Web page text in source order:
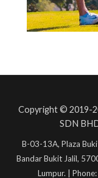
Copyright © 2019-
SDN
B-03-13A, Plaza
Bandar Bukit Jalil,
Lumpur. |